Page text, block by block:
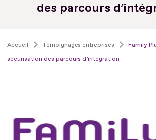
des parcours
Accueil Témoignages entreprises
Family
sécurisation des parcours d’intégration